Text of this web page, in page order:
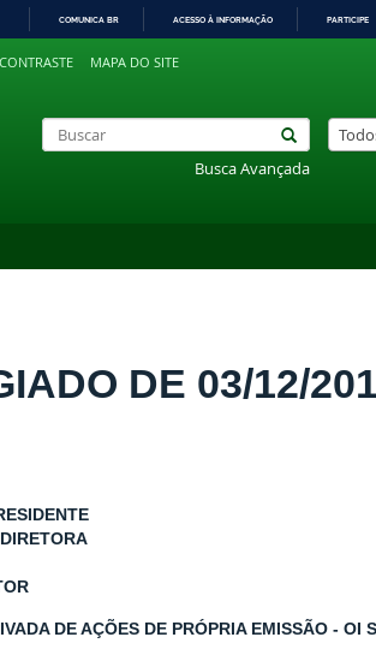
COMUNICA BR ACESSO À INFORMAÇÃO PARTICIPE
MAPA DO SITE
Busca Avançada
DE 03/12/
DE AÇÕES DE PRÓPRIA EMISSÃO - OI